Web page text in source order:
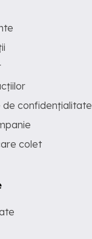
de confidențialitate
colet